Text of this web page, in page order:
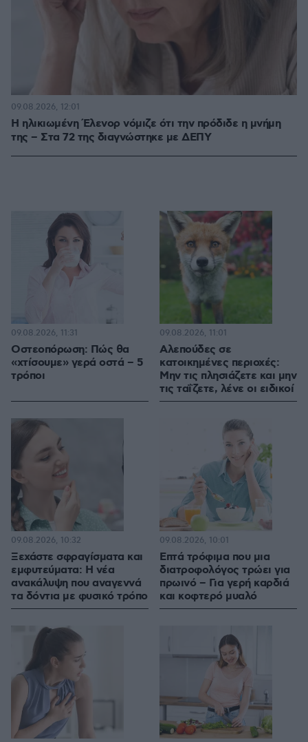
Η ηλικιωμένη Έλενορ νόμιζε ότι την πρόδιδε η μνήμη
της – Στα 72 της διαγνώστηκε με ΔΕΠΥ
09.08.2026, 12:01
Οστεοπόρωση: Πώς θα
«χτίσουμε» γερά οστά – 5
τρόποι
09.08.2026, 11:31
Αλεπούδες σε
κατοικημένες περιοχές:
Μην τις πλησιάζετε και μην
τις ταΐζετε, λένε οι ειδικοί
09.08.2026, 11:01
Ξεχάστε σφραγίσματα και
εμφυτεύματα: Η νέα
ανακάλυψη που αναγεννά
τα δόντια με φυσικό τρόπο
09.08.2026, 10:32
Επτά τρόφιμα που μια
διατροφολόγος τρώει για
πρωινό – Για γερή καρδιά
και κοφτερό μυαλό
09.08.2026, 10:01